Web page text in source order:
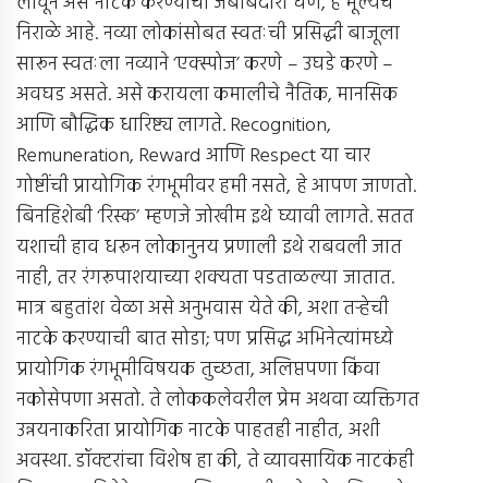
निराळे आहे. नव्या लोकांसोबत स्वतःची प्रसिद्धी बाजूला
सारून स्वतःला नव्याने ‘एक्स्पोज’ करणे – उघडे करणे –
अवघड असते. असे करायला कमालीचे नैतिक, मानसिक
आणि बौद्धिक धारिष्ट्य लागते. Recognition,
Remuneration, Reward आणि Respect या चार
गोष्टींची प्रायोगिक रंगभूमीवर हमी नसते, हे आपण जाणतो.
बिनहिशेबी ‘रिस्क’ म्हणजे जोखीम इथे घ्यावी लागते. सतत
यशाची हाव धरून लोकानुनय प्रणाली इथे राबवली जात
नाही, तर रंगरूपाशयाच्या शक्यता पडताळल्या जातात.
मात्र बहुतांश वेळा असे अनुभवास येते की, अशा तर्‍हेची
नाटके करण्याची बात सोडा; पण प्रसिद्ध अभिनेत्यांमध्ये
प्रायोगिक रंगभूमीविषयक तुच्छता, अलिप्तपणा किंवा
नकोसेपणा असतो. ते लोककलेवरील प्रेम अथवा व्यक्तिगत
उन्नयनाकरिता प्रायोगिक नाटके पाहतही नाहीत, अशी
अवस्था. डॉक्टरांचा विशेष हा की, ते व्यावसायिक नाटकंही